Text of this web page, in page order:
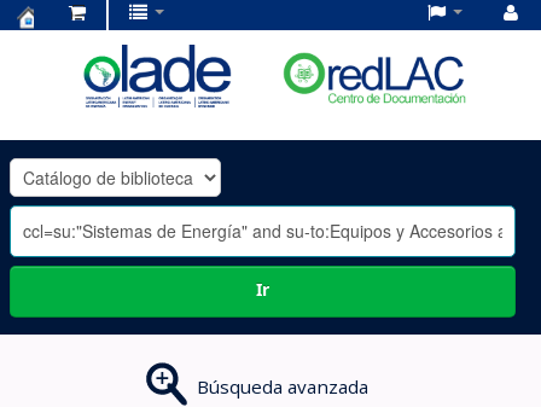
OLADE
-
Ir
Búsqueda avanzada